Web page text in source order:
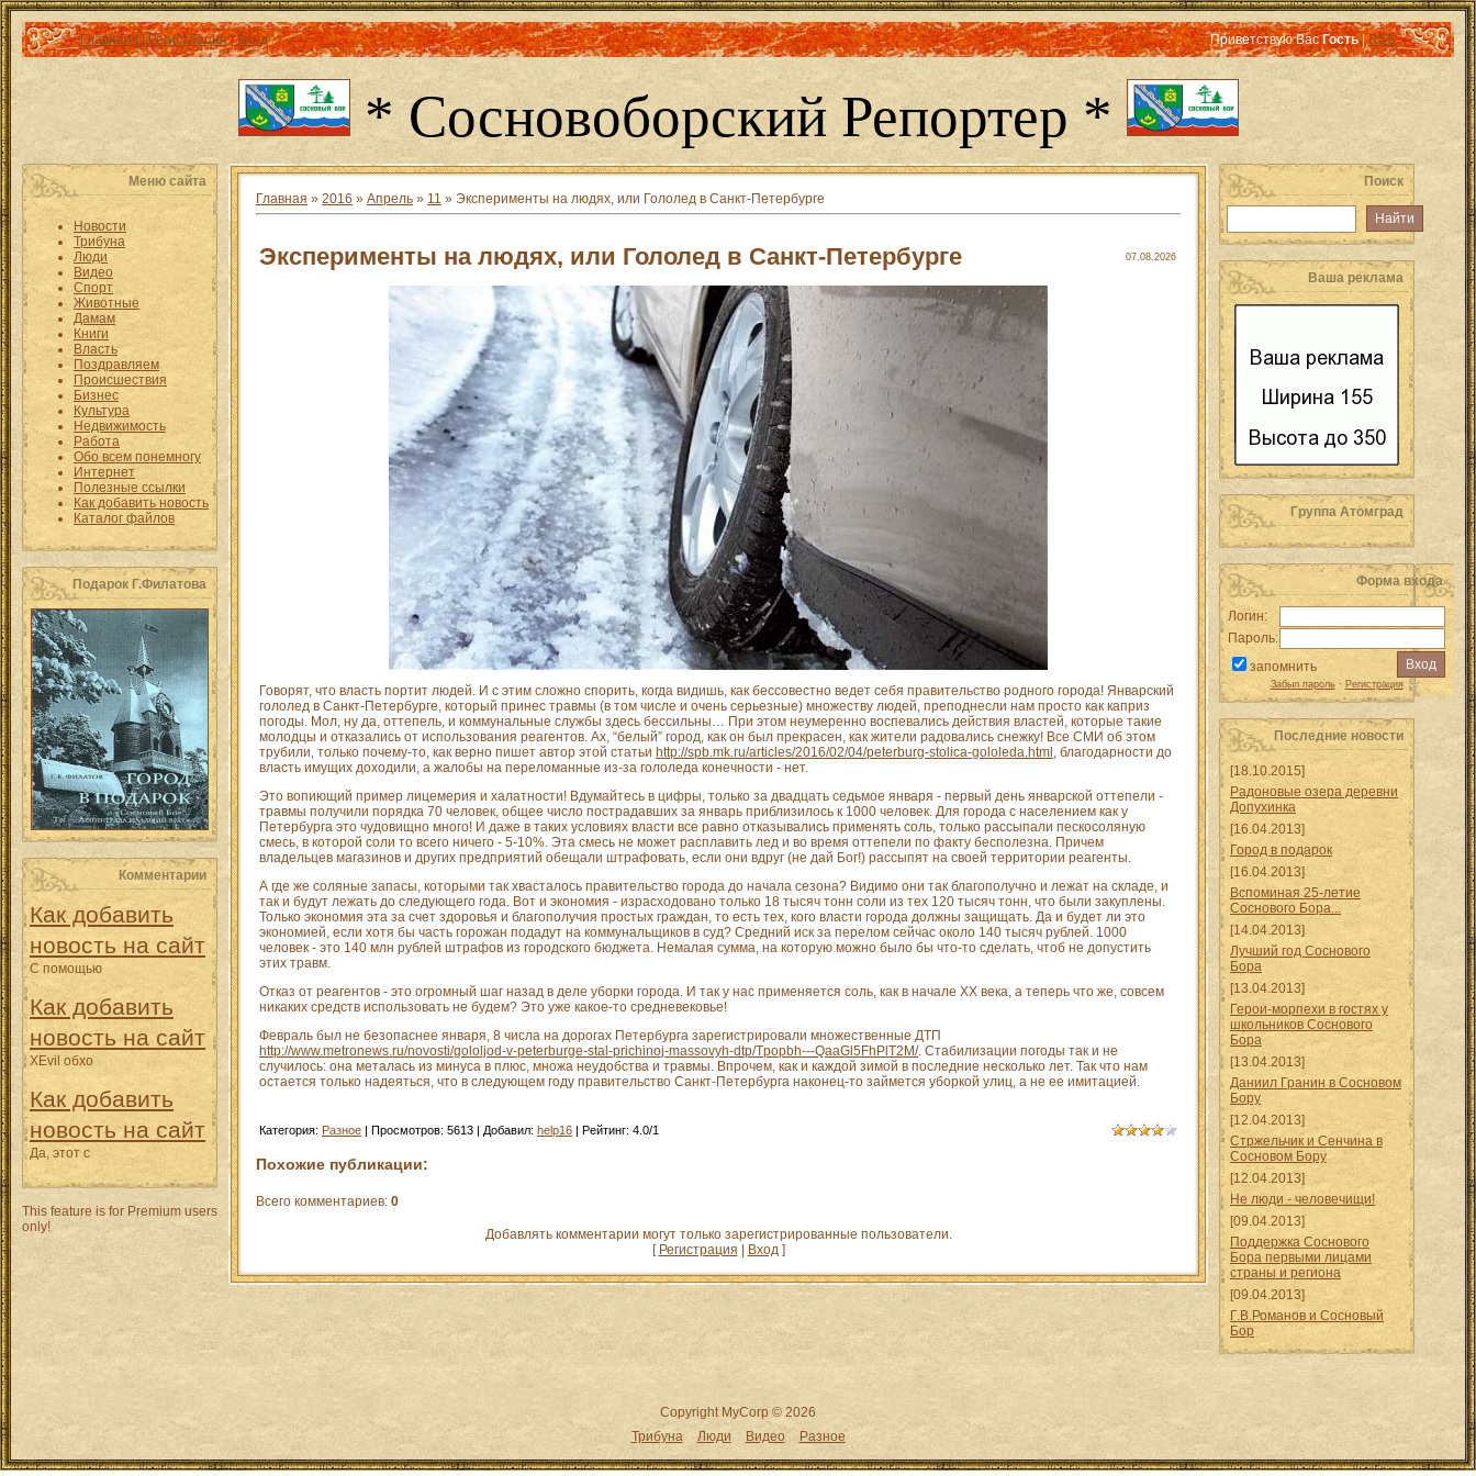
Главная||Регистрация|Вход Приветствую Вас Гость|RSS
* Сосновоборский Репортер *
Меню сайта
Новости
Трибуна
Люди
Видео
Спорт
Животные
Дамам
Книги
Власть
Поздравляем
Происшествия
Бизнес
Культура
Недвижимость
Работа
Обо всем понемногу
Интернет
Полезные ссылки
Как добавить новость
Каталог файлов
Подарок Г.Филатова
Комментарии
Как добавить
новость на сайт
С помощью
Как добавить
новость на сайт
XEvil обхо
Как добавить
новость на сайт
Да, этот с
This feature is for Premium users
only!
Главная » 2016 » Апрель » 11 » Эксперименты на людях, или Гололед в Санкт-Петербурге
07.08.2026
Эксперименты на людях, или Гололед в Санкт-Петербурге
Говорят, что власть портит людей. И с этим сложно спорить, когда видишь, как бессовестно ведет себя правительство родного города! Январский
гололед в Санкт-Петербурге, который принес травмы (в том числе и очень серьезные) множеству людей, преподнесли нам просто как каприз
погоды. Мол, ну да, оттепель, и коммунальные службы здесь бессильны… При этом неумеренно воспевались действия властей, которые такие
молодцы и отказались от использования реагентов. Ах, “белый” город, как он был прекрасен, как жители радовались снежку! Все СМИ об этом
трубили, только почему-то, как верно пишет автор этой статьи http://spb.mk.ru/articles/2016/02/04/peterburg-stolica-gololeda.html , благодарности до
власть имущих доходили, а жалобы на переломанные из-за гололеда конечности - нет.
Это вопиющий пример лицемерия и халатности! Вдумайтесь в цифры, только за двадцать седьмое января - первый день январской оттепели -
травмы получили порядка 70 человек, общее число пострадавших за январь приблизилось к 1000 человек. Для города с населением как у
Петербурга это чудовищно много! И даже в таких условиях власти все равно отказывались применять соль, только рассыпали пескосоляную
смесь, в которой соли то всего ничего - 5-10%. Эта смесь не может расплавить лед и во время оттепели по факту бесполезна. Причем
владельцев магазинов и других предприятий обещали штрафовать, если они вдруг (не дай Бог!) рассыпят на своей территории реагенты.
А где же соляные запасы, которыми так хвасталось правительство города до начала сезона? Видимо они так благополучно и лежат на складе, и
так и будут лежать до следующего года. Вот и экономия - израсходовано только 18 тысяч тонн соли из тех 120 тысяч тонн, что были закуплены.
Только экономия эта за счет здоровья и благополучия простых граждан, то есть тех, кого власти города должны защищать. Да и будет ли это
экономией, если хотя бы часть горожан подадут на коммунальщиков в суд? Средний иск за перелом сейчас около 140 тысяч рублей. 1000
человек - это 140 млн рублей штрафов из городского бюджета. Немалая сумма, на которую можно было бы что-то сделать, чтоб не допустить
этих травм.
Отказ от реагентов - это огромный шаг назад в деле уборки города. И так у нас применяется соль, как в начале XX века, а теперь что же, совсем
никаких средств использовать не будем? Это уже какое-то средневековье!
Февраль был не безопаснее января, 8 числа на дорогах Петербурга зарегистрировали множественные ДТП
http://www.metronews.ru/novosti/gololjod-v-peterburge-stal-prichinoj-massovyh-dtp/Tpopbh---QaaGl5FhPlT2M/. Стабилизации погоды так и не
случилось: она металась из минуса в плюс, множа неудобства и травмы. Впрочем, как и каждой зимой в последние несколько лет. Так что нам
остается только надеяться, что в следующем году правительство Санкт-Петербурга наконец-то займется уборкой улиц, а не ее имитацией.
Категория: Разное | Просмотров: 5613 | Добавил: help16 | Рейтинг: 4.0/1
Похожие публикации:
Всего комментариев: 0
Добавлять комментарии могут только зарегистрированные пользователи.
[ Регистрация Вход]
Поиск
Ваша реклама
Группа Атомград
Форма входа
Логин:
Пароль:
запомнить
Забыл пароль· Регистрация
Последние новости
[18.10.2015]
Радоновые озера деревни
Допухинка
[16.04.2013]
Город в подарок
[16.04.2013]
Вспоминая 25-летие
Соснового Бора...
[14.04.2013]
Лучший год Соснового
Бора
[13.04.2013]
Герои-морпехи в гостях у
школьников Соснового
Бора
[13.04.2013]
Даниил Гранин в Сосновом
Бору
[12.04.2013]
Стржельчик и Сенчина в
Сосновом Бору
[12.04.2013]
Не люди - человечищи!
[09.04.2013]
Поддержка Соснового
Бора первыми лицами
страны и региона
[09.04.2013]
Г.В.Романов и Сосновый
Бор
Copyright MyCorp © 2026
Трибуна
Люди Видео Разное